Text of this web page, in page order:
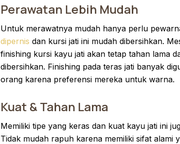
Perawatan Lebih Mudah
Untuk merawatnya mudah hanya perlu
dipernis dan kursi jati ini mudah dibersihkan.
finishing kursi kayu jati akan tetap tahan lama
dibersihkan. Finishing pada teras jati banyak
orang karena preferensi mereka untuk warna.
Kuat & Tahan Lama
Memiliki tipe yang keras dan kuat kayu jati ini
Tidak mudah rapuh karena memiliki sifat alami